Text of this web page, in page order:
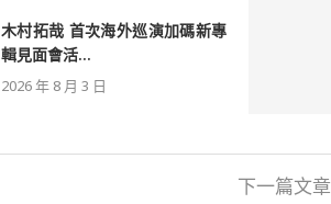
木村拓哉 首次海外巡演加碼新專
輯見面會活...
2026 年 8 月 3 日
下一篇文章